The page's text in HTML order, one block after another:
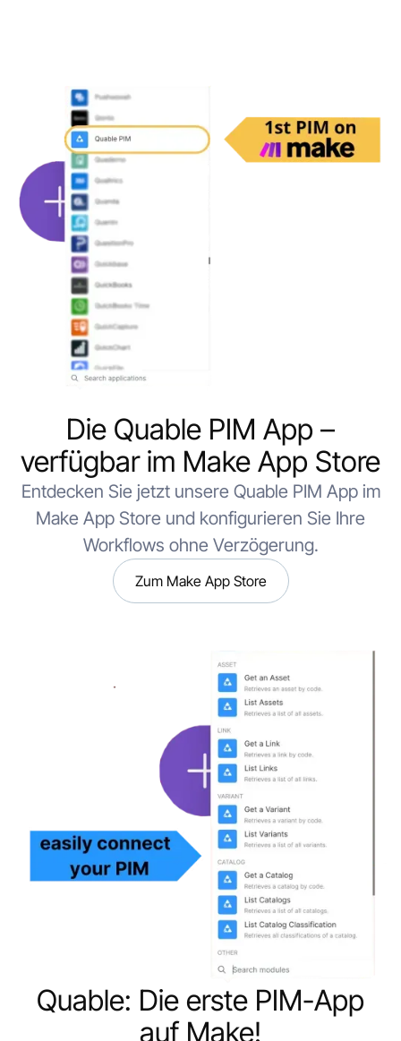
Die Quable PIM App –
verfügbar im Make App Store
Entdecken Sie jetzt unsere Quable PIM App im
Make App Store und konfigurieren Sie Ihre
Workflows ohne Verzögerung.
Zum Make App Store
Quable: Die erste PIM-App
auf Make!